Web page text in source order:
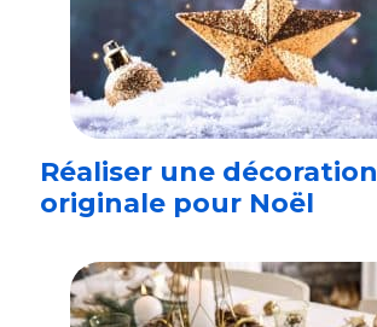
Réaliser une décoration
originale pour Noël